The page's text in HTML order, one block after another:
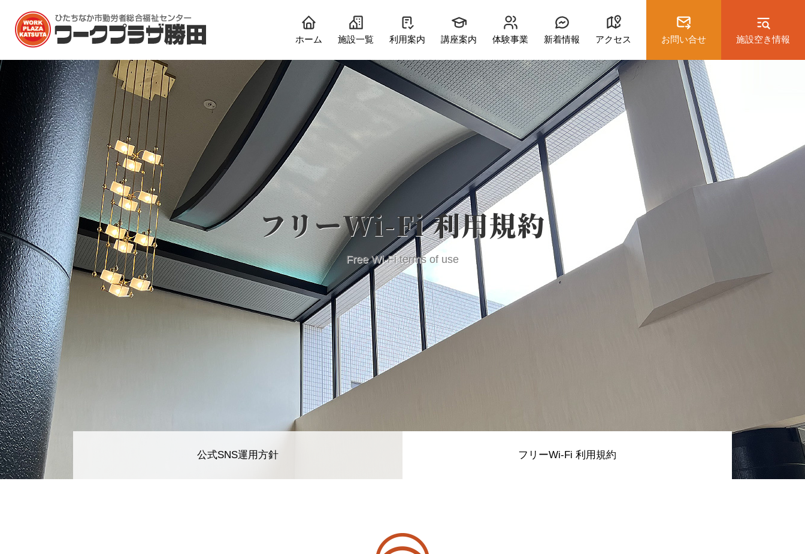
ホーム 施設一覧 利用案内 講座案内 体験事業 新着情報 アクセス お問い合せ 施設空き情報
ホーム
施設一覧
多目的ホール 大会議室 中会議室 研修室2
研修室1（料理室） 文化教養室（工作室） 和室 軽運動室
Guide
ご利用お申込み
館内図
フリーWi-Fi 利用規約
Free Wi-Fi terms of use
公式SNS運用方針 フリーWi-Fi 利用規約